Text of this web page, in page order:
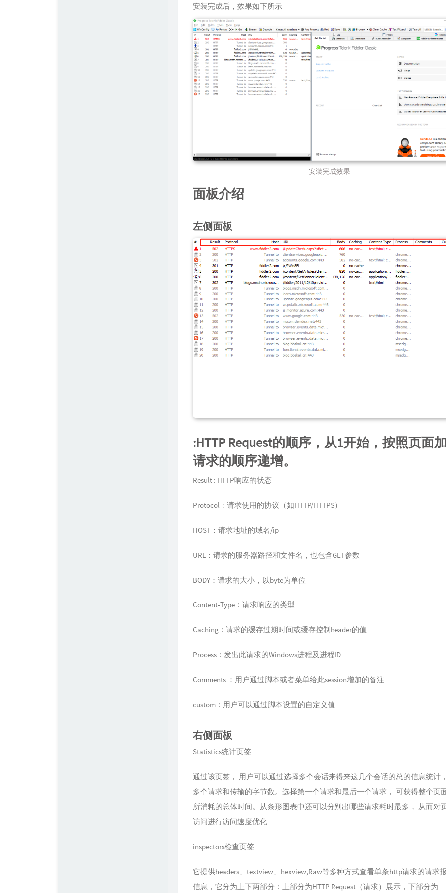
安装完成后，效果如下所示
安装完成效果
面板介绍
左侧面板
:HTTP Request的顺序，从1开始，按照页面
请求的顺序递增。
Result : HTTP响应的状态
Protocol：请求使用的协议（如HTTP/HTTPS）
HOST：请求地址的域名/ip
URL：请求的服务器路径和文件名，也包含GET参数
BODY：请求的大小，以byte为单位
Content-Type：请求响应的类型
Caching：请求的缓存过期时间或缓存控制header的值
Process：发出此请求的Windows进程及进程ID
Comments ：用户通过脚本或者菜单给此session增加的备注
custom：用户可以通过脚本设置的自定义值
右侧面板
Statistics统计页签
通过该页签， 用户可以通过选择多个会话来得来这几个会话的总的信息统计
多个请求和传输的字节数。选择第一个请求和最后一个请求， 可获得整个页
所消耗的总体时间。从条形图表中还可以分别出哪些请求耗时最多， 从而对
访问进行访问速度优化
inspectors检查页签
它提供headers、textview、hexview,Raw等多种方式查看单条http请求的请求
信息，它分为上下两部分：上部分为HTTP Request（请求）展示，下部分为